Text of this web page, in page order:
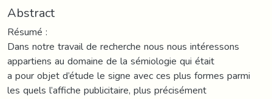
Abstract
Résumé :
Dans notre travail de recherche nous nous intéressons
appartiens au domaine de la sémiologie qui était
a pour objet d’étude le signe avec ces plus formes parmi
les quels l’affiche publicitaire, plus précisément